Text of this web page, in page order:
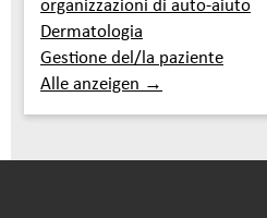
Dermatologia
Gestione del/la paziente
Alle anzeigen →